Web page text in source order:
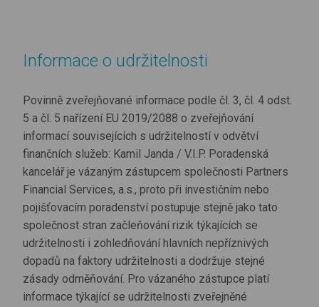
Informace o udržitelnosti
Povinně zveřejňované informace podle čl. 3, čl. 4 odst.
5 a čl. 5 nařízení EU 2019/2088 o zveřejňování
informací souvisejících s udržitelností v odvětví
finančních služeb: Kamil Janda / V.I.P. Poradenská
kancelář je vázaným zástupcem společnosti Partners
Financial Services, a.s., proto při investičním nebo
pojišťovacím poradenství postupuje stejně jako tato
společnost stran začleňování rizik týkajících se
udržitelnosti i zohledňování hlavních nepříznivých
dopadů na faktory udržitelnosti a dodržuje stejné
zásady odměňování. Pro vázaného zástupce platí
informace týkající se udržitelnosti zveřejněné